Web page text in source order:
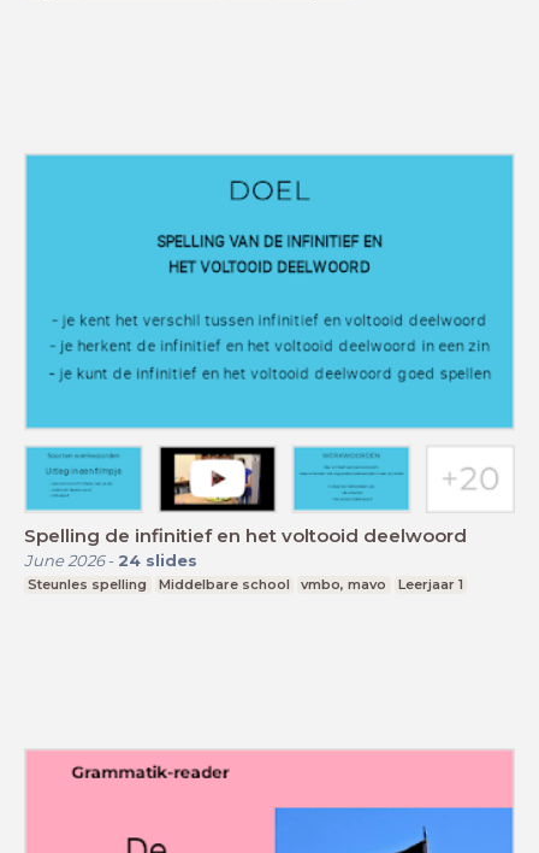
Spelling de infinitief en het voltooid deelwoord
June 2026- 24 slides
Steunles spelling Middelbare school vmbo, mavo Leerjaar 1